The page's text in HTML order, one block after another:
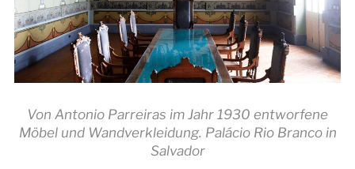
Von Antonio Parreiras im Jahr 1930 entworfene
Möbel und Wandverkleidung. Palácio Rio Branco in
Salvador